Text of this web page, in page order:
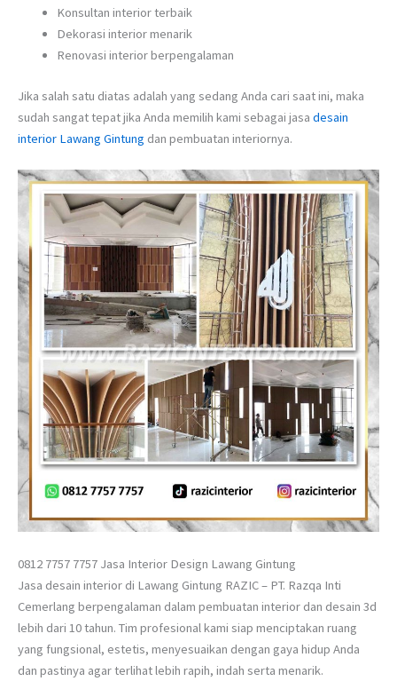
Konsultan interior terbaik
Dekorasi interior menarik
Renovasi interior berpengalaman
Jika salah satu diatas adalah yang sedang Anda cari saat ini, maka
sudah sangat tepat jika Anda memilih kami sebagai jasa desain
interior Lawang Gintung dan pembuatan interiornya.
0812 7757 7757 Jasa Interior Design Lawang Gintung
Jasa desain interior di Lawang Gintung RAZIC – PT. Razqa Inti
Cemerlang berpengalaman dalam pembuatan interior dan desain 3d
lebih dari 10 tahun. Tim profesional kami siap menciptakan ruang
yang fungsional, estetis, menyesuaikan dengan gaya hidup Anda
dan pastinya agar terlihat lebih rapih, indah serta menarik.